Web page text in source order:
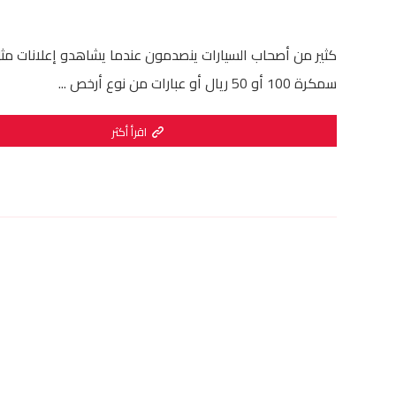
كثير من أصحاب السيارات ينصدمون عندما يشاهدو إعلانات
سمكرة 100 أو 50 ريال أو عبارات من نوع أرخص ...
اقرأ أكثر